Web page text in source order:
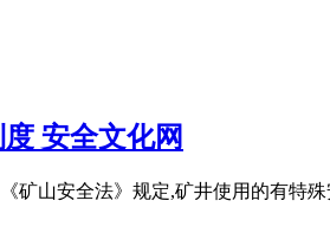
安全文化网
矿山安全法》规定,矿井使用的有特